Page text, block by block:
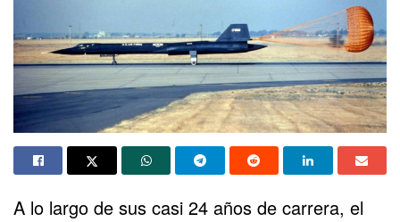
A lo largo de sus casi 24 años de carrera, el